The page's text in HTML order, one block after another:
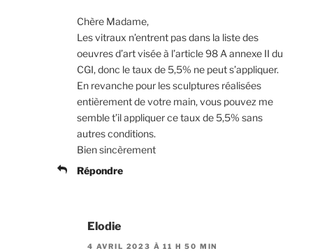
Chère Madame,
Les vitraux n’entrent pas dans la liste des
oeuvres d’art visée à l’article 98 A annexe II du
CGI, donc le taux de 5,5% ne peut s’appliquer.
En revanche pour les sculptures réalisées
entièrement de votre main, vous pouvez me
semble t’il appliquer ce taux de 5,5% sans
autres conditions.
Bien sincèrement
Répondre
Elodie
4 AVRIL 2023 À 11 H 50 MIN